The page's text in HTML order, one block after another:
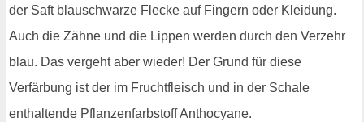
der Saft blauschwarze Flecke auf Fingern oder Kleidung.
Auch die Zähne und die Lippen werden durch den Verzehr
blau. Das vergeht aber wieder! Der Grund für diese
Verfärbung ist der im Fruchtfleisch und in der Schale
enthaltende Pflanzenfarbstoff Anthocyane.